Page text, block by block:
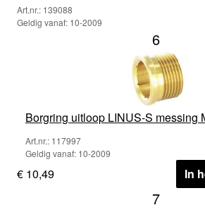
Art.nr.: 139088
Geldig vanaf: 10-2009
6
Borgring uitloop LINUS-S messing
Art.nr.: 117997
Geldig vanaf: 10-2009
€ 10,49 In
7